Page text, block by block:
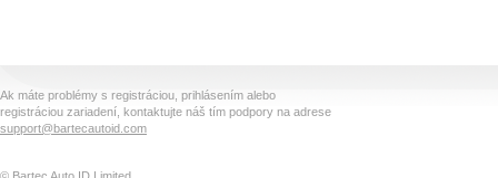
Ak máte problémy s registráciou, prihlásením alebo
registráciou zariadení, kontaktujte náš tím podpory na adrese
support@bartecautoid.com